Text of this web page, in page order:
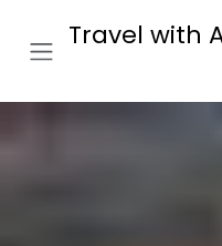
Travel with